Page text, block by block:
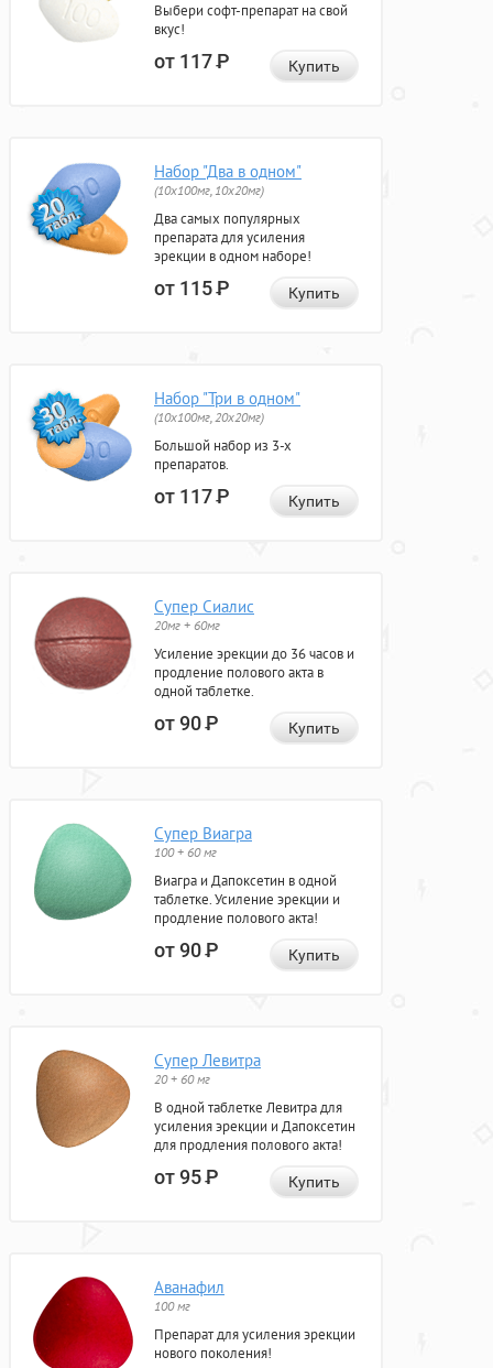
Выбери софт-препарат на свой
вкус!
от 117Р Купить
Набор "Два в одном"
(10x100мг, 10x20мг)
Два самых популярных
препарата для усиления
эрекции в одном наборе!
от 115Р Купить
Набор "Три в одном"
(10x100мг, 20x20мг)
Большой набор из 3-х
препаратов.
от 117Р Купить
Супер Сиалис
20мг + 60мг
Усиление эрекции до 36 часов и
продление полового акта в
одной таблетке.
от 90Р Купить
Супер Виагра
100 + 60 мг
Виагра и Дапоксетин в одной
таблетке. Усиление эрекции и
продление полового акта!
от 90Р Купить
Супер Левитра
20 + 60 мг
В одной таблетке Левитра для
усиления эрекции и Дапоксетин
для продления полового акта!
от 95Р Купить
Аванафил
100 мг
Препарат для усиления эрекции
нового поколения!